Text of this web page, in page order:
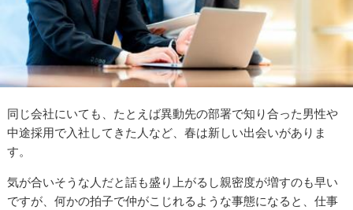
同じ会社にいても、たとえば異動先の部署で知り合った男性や
中途採用で入社してきた人など、春は新しい出会いがありま
す。
気が合いそうな人だと話も盛り上がるし親密度が増すのも早い
ですが、何かの拍子で仲がこじれるような事態になると、仕事